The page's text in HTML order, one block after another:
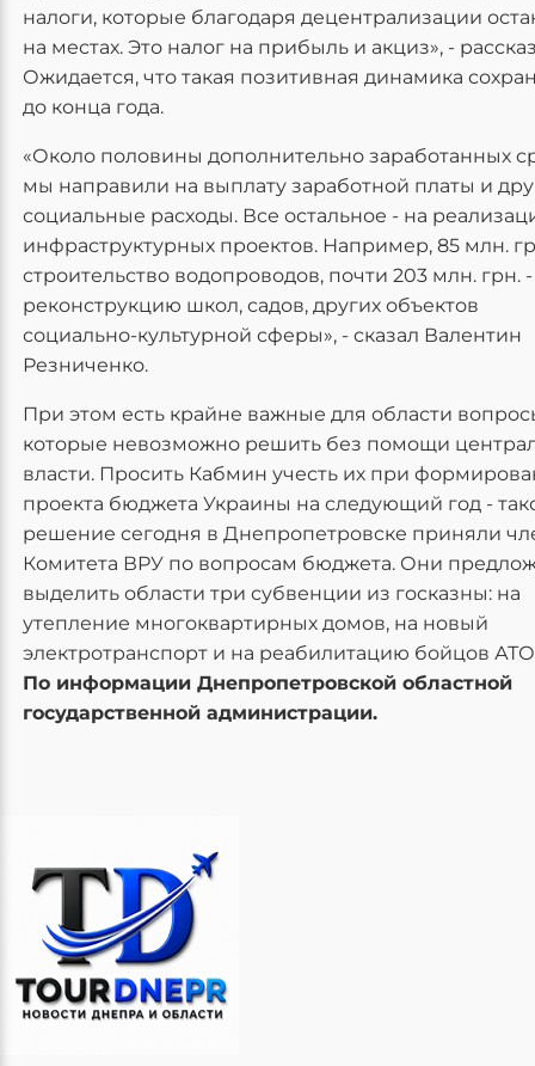
налоги, которые благодаря децентрализации
на местах. Это налог на прибыль и акциз», -
Ожидается, что такая позитивная динамика
до конца года.
«Около половины дополнительно заработанных
мы направили на выплату заработной платы и
социальные расходы. Все остальное - на
инфраструктурных проектов. Например, 85 млн.
строительство водопроводов, почти 203 млн. грн.
реконструкцию школ, садов, других объектов
социально-культурной сферы», - сказал Валентин
Резниченко.
При этом есть крайне важные для области
которые невозможно решить без помощи
власти. Просить Кабмин учесть их при
проекта бюджета Украины на следующий год -
решение сегодня в Днепропетровске приняли
Комитета ВРУ по вопросам бюджета. Они
выделить области три субвенции из госказны: на
утепление многоквартирных домов, на новый
электротранспорт и на реабилитацию бойцов
По информации Днепропетровской областной
государственной администрации.